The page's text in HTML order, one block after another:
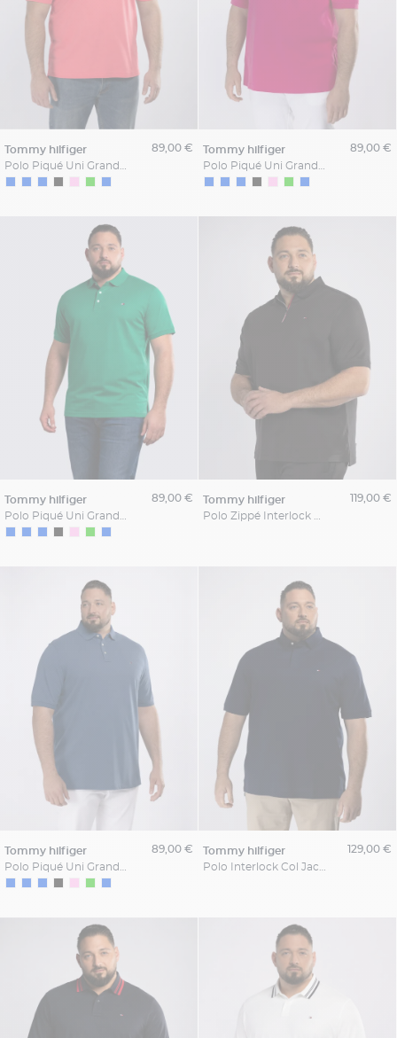
tommy hilfiger
89,00 €
tommy hilfiger
89,00 €
tommy hilfiger
89,00 €
tommy hilfiger
119,00 €
tommy hilfiger
89,00 €
tommy hilfiger
129,00 €